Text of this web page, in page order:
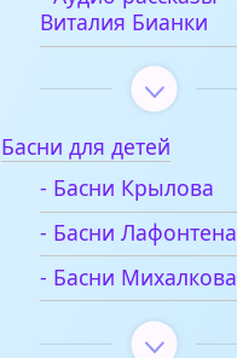
Виталия Бианки
Басни для детей
- Басни Крылова
- Басни Лафонтена
- Басни Михалкова